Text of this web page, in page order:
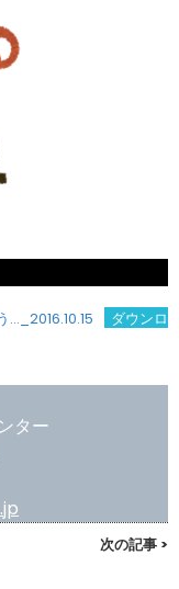
…_2016.10.15
ダウンロ
ター
次の記事 >